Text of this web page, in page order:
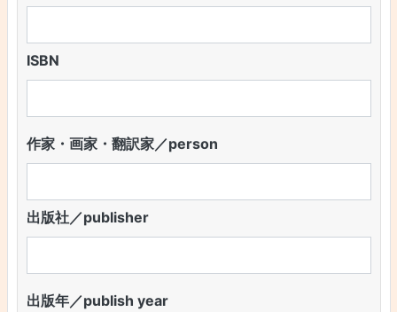
ISBN
作家・画家・翻訳家／person
出版社／publisher
出版年／publish year